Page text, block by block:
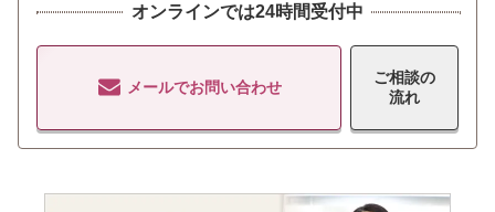
オンラインでは24時間受付中
メールでお問い合わせ
ご相談の
流れ